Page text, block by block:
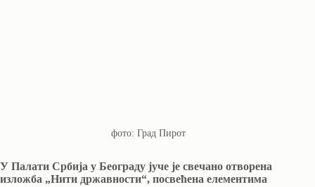
фото: Град Пирот
У Палати Србија у Београду јуче је свечано отворена
изложба „Нити државности“, посвећена елементима